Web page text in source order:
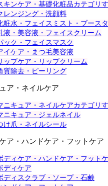
キンケア・基礎化粧品カテゴリ
レンジング・洗顔料
粧水・フェイスミスト・ブース
液・美容液・フェイスクリーム
ック・フェイスマスク
イケア・まつ毛美容液
ップケア・リップクリーム
質除去・ピーリング
ア・ネイルケア
ニキュア・ネイルケアカテゴリ
ニキュア・ジェルネイル
け爪・ネイルシール
ア・ハンドケア・フットケア
ディケア・ハンドケア・フット
ディケア
ディスクラブ・ソープ・石鹸